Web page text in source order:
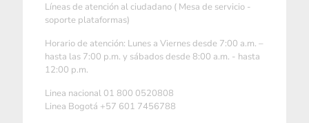
Líneas de atención al ciudadano ( Mesa de servicio -
soporte plataformas)
Horario de atención: Lunes a Viernes desde 7:00 a.m. –
hasta las 7:00 p.m. y sábados desde 8:00 a.m. - hasta
12:00 p.m.
Linea nacional 01 800 0520808
Linea Bogotá +57 601 7456788